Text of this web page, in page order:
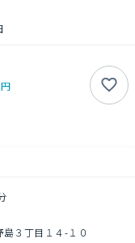
３丁目１４-１０